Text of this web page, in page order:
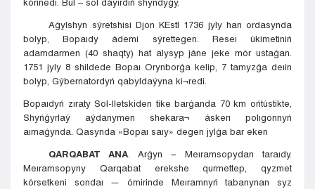
Aǵylshyn sýretshisi Djon KEstl 1736 jyly han ordasynda
bolyp, Bopaıdy ádemi sýrettegen. Reseı úkimetiniń
adamdarmen (40 shaqty) hat alysyp jáne jeke mór ustaǵan.
1751 jyly 8 shildede Bopaı Orynborǵa kelip, 7 tamyzǵa deıin
bolyp, Gýbernatordyń qabyldaýyna ki¬redi.
Bopaıdyń zıraty Sol-Iletskiden tike barǵanda 70 km ońtústikte,
Shyńǵyrlaý aýdanymen shekara¬ áskerı polıgonnyń
aımaǵynda. Qasynda «Bopaı saıy» degen jylǵa bar eken
QARQABAT ANA . Arǵyn − Meıramsopydan taraıdy.
Meıramsopyny Qarqabat erekshe qurmettep, qyzmet
kórsetkeni sondaı — ómirinde Meıramnyń tabanynan syz